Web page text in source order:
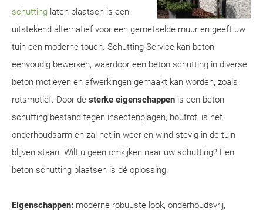
schutting laten plaatsen is een
uitstekend alternatief voor een gemetselde muur en geeft uw
tuin een moderne touch. Schutting Service kan beton
eenvoudig bewerken, waardoor een beton schutting in diverse
beton motieven en afwerkingen gemaakt kan worden, zoals
rotsmotief. Door de sterke eigenschappen is een beton
schutting bestand tegen insectenplagen, houtrot, is het
onderhoudsarm en zal het in weer en wind stevig in de tuin
blijven staan. Wilt u geen omkijken naar uw schutting? Een
beton schutting plaatsen is dé oplossing.
Eigenschappen: moderne robuuste look, onderhoudsvrij,